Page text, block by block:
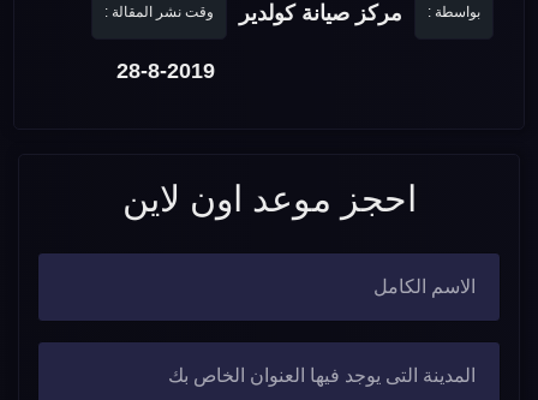
بواسطة : مركز صيانة كولدير وقت نشر المقالة :
28-8-2019
احجز موعد اون لاين